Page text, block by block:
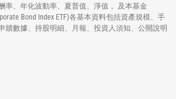
率、年化波動率、夏普值、淨值， 及本基金
Bond Index ETF)各基本資料包括資產規模、手
贖數據、持股明細、月報、投資人須知、公開說明